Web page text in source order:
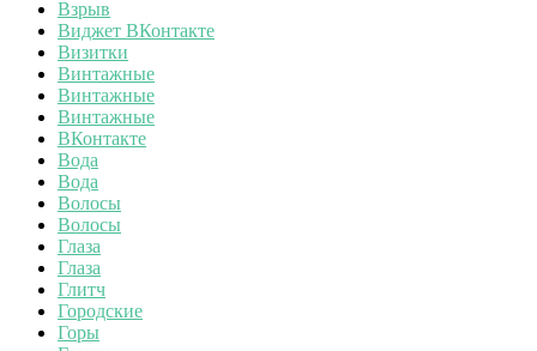
Взрыв
Виджет ВКонтакте
Визитки
Винтажные
Винтажные
Винтажные
ВКонтакте
Вода
Вода
Волосы
Волосы
Глаза
Глаза
Глитч
Городские
Горы